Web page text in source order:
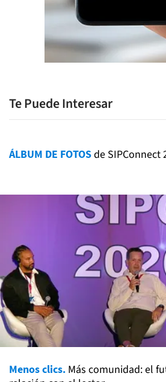
Te Puede Interesar
ÁLBUM DE FOTOSde SIPConnect
Menos clics. Más comunidad: el